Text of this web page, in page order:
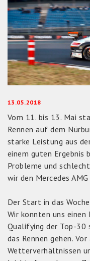
13.05.2018
Vom 11. bis 13. Mai
Rennen auf dem
starke Leistung aus
einem guten Ergebnis
Probleme und
wir den Mercedes
Der Start in das
Wir konnten uns
Qualifying der Top-30
das Rennen gehen.
Wetterverhältnissen